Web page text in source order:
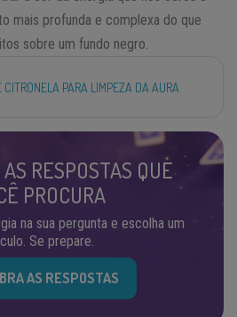
mais profunda e complexa do que
sobre um fundo negro.
CITRONELA PARA LIMPEZA DA AURA
RESPOSTAS QUE
PROCURA
na sua pergunta e escolha um
Se prepare.
AS RESPOSTAS